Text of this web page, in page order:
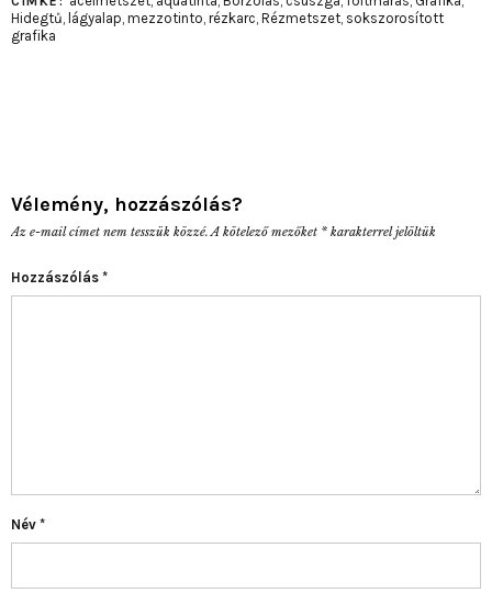
Hidegtű, lágyalap, mezzotinto, rézkarc, Rézmetszet, sokszorosított
grafika
Vélemény, hozzászólás?
Az e-mail címet nem tesszük közzé. A kötelező mezőket * karakterrel jelöltük
Hozzászólás *
Név *